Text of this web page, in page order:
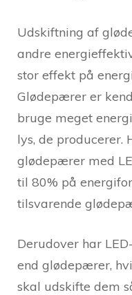
Udskiftning af
andre
stor effekt på
Glødepærer er
bruge meget
lys, de producerer.
glødepærer med
til 80% på
tilsvarende
Derudover har
end glødepærer,
skal udskifte dem